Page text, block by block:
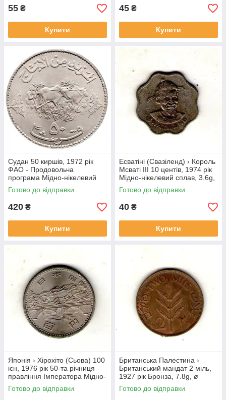
55 ₴
Купити
45 ₴
Купити
Судан 50 киршів, 1972 рік
ФАО - Продовольча
програма Мідно-нікелевий
сплав, 22.63g, ø 40mm
№4143
Готово до відправки
420 ₴
Купити
Есватіні (Свазіленд) › Король
Мсваті III 10 центів, 1974 рік
Мідно-нікелевий сплав, 3.6g,
ø 22mm №1814
Готово до відправки
40 ₴
Купити
Японія › Хірохіто (Сьова) 100
ієн, 1976 рік 50-та річниця
правління Імператора Мідно-
нікелевий сплав, 12g, ø
30mm №3974
Готово до відправки
Британська Палестина ›
Британський мандат 2 міль,
1927 рік Бронза, 7.8g, ø
28mm №1852
Готово до відправки